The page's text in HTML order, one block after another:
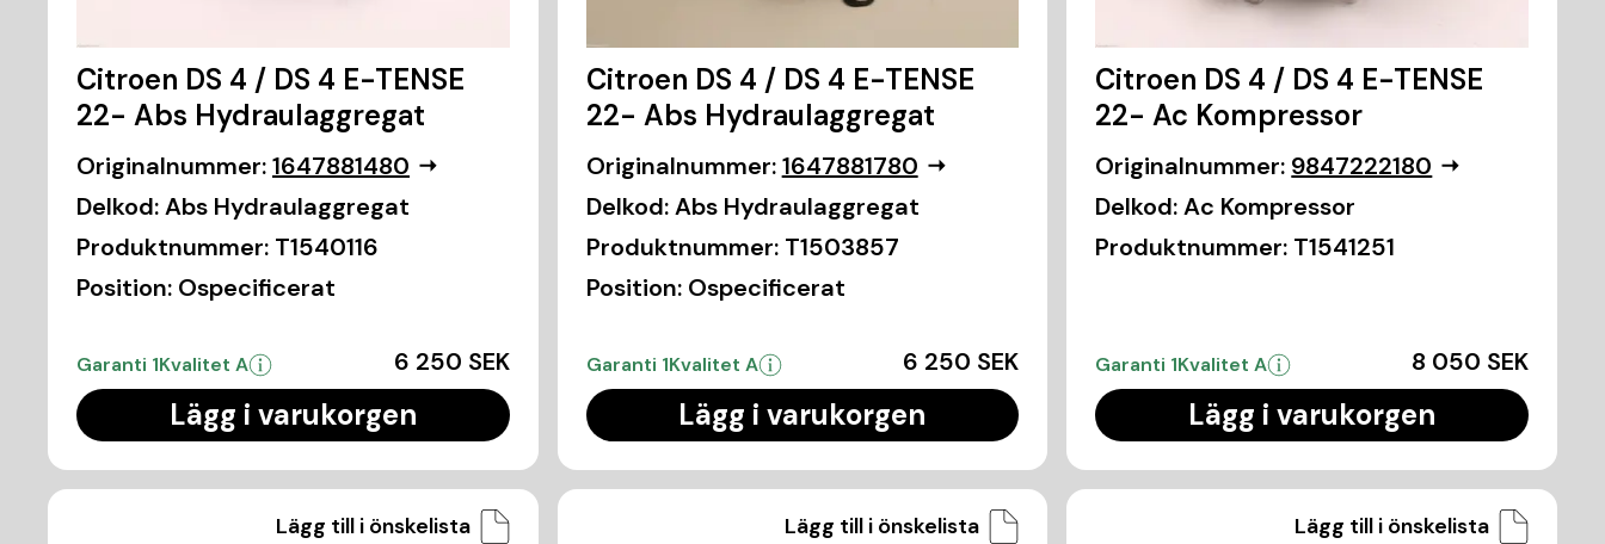
Citroen DS 4 / DS 4 E-TENSE
22- Abs Hydraulaggregat
Originalnummer:1647881480
Delkod:Abs Hydraulaggregat
Produktnummer: T1540116
Position: Ospecificerat
Garanti 1Kvalitet A 6 250 SEK
Lägg i varukorgen
Citroen DS 4 / DS 4 E-TENSE
22- Abs Hydraulaggregat
Originalnummer: 1647881780
Delkod: Abs Hydraulaggregat
Produktnummer: T1503857
Position: Ospecificerat
Garanti 1Kvalitet A 6 250 SEK
Lägg i varukorgen
Citroen DS 4 / DS 4 E-TENSE
22- Ac Kompressor
Originalnummer: 9847222180
Delkod: Ac Kompressor
Produktnummer: T1541251
Garanti 1Kvalitet A 8 050 SEK
Lägg i varukorgen
Lägg till i önskelista Lägg till i önskelista Lägg till i önskelista